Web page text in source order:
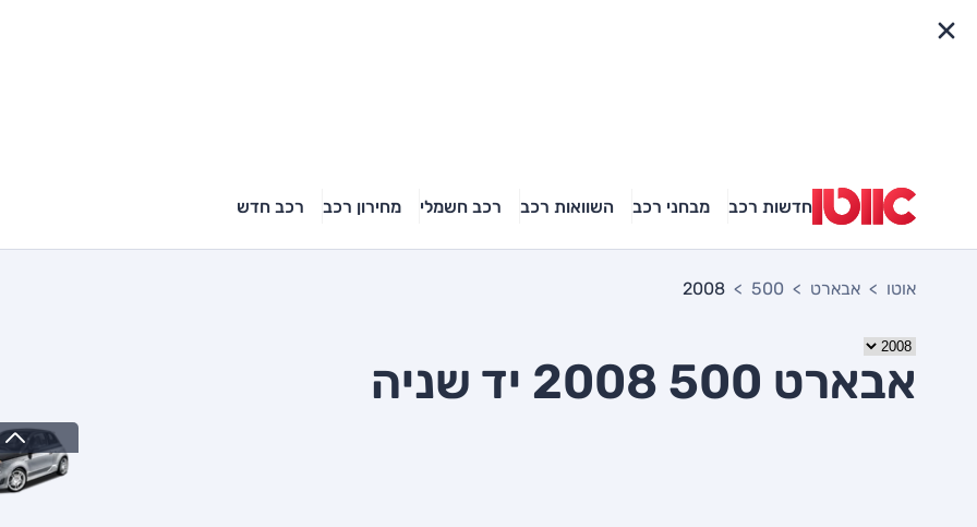
חדשות רכב מבחני רכב השוואות רכב רכב חשמלי מחירון רכב רכב חדש
אוטו אבארט 500
2008
אבארט 500 2008 יד שניה